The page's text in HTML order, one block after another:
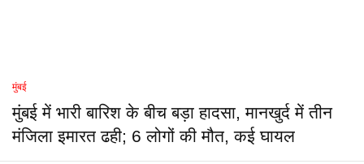
मुंबई
मुंबई में भारी बारिश के बीच बड़ा हादसा, मानखुर्द में तीन
मंजिला इमारत ढही; 6 लोगों की मौत, कई घायल